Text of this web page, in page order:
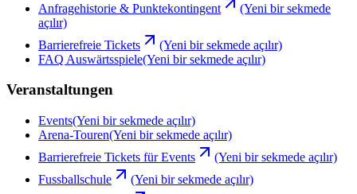
Anfragehistorie & Punktekontingent
(Yeni bir sekmede
açılır)
Barrierefreie Tickets
(Yeni bir sekmede açılır)
FAQ Auswärtsspiele(Yeni bir sekmede açılır)
Veranstaltungen
Events(Yeni bir sekmede açılır)
Arena-Touren(Yeni bir sekmede açılır)
Barrierefreie Tickets für Events
(Yeni bir sekmede açılır)
Fussballschule
(Yeni bir sekmede açılır)